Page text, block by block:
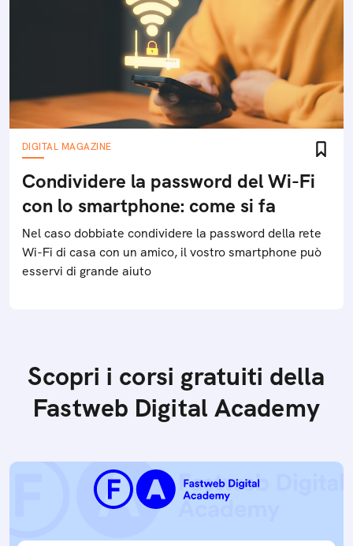
DIGITAL MAGAZINE
Condividere la password del Wi-Fi
con lo smartphone: come si fa
Nel caso dobbiate condividere la password della rete
Wi-Fi di casa con un amico, il vostro smartphone può
esservi di grande aiuto
Scopri i corsi gratuiti della
Fastweb Digital Academy